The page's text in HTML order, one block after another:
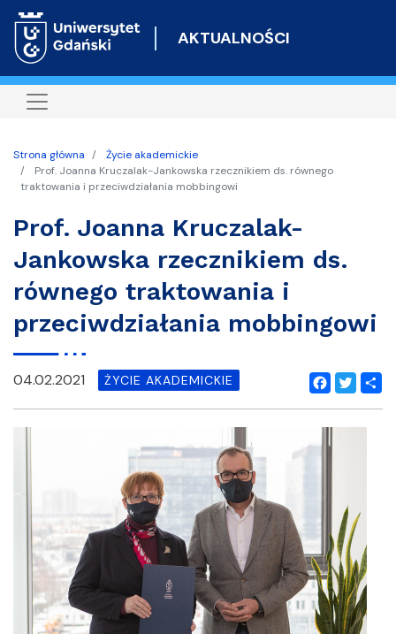
do
AKTUALNOŚCI
Strona główna
Życie akademickie
Prof. Joanna Kruczalak-Jankowska rzecznikiem ds. równego
traktowania i przeciwdziałania mobbingowi
Prof. Joanna Kruczalak-
Jankowska rzecznikiem ds.
równego traktowania i
przeciwdziałania mobbingowi
Facebook
Twitter
04.02.2021 ŻYCIE AKADEMICKIE